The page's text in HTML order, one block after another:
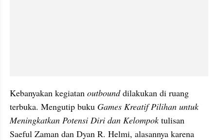
Kebanyakan kegiatan outbound dilakukan di ruang
terbuka. Mengutip buku Games Kreatif Pilihan untuk
Meningkatkan Potensi Diri dan Kelompok tulisan
Saeful Zaman dan Dyan R. Helmi, alasannya karena